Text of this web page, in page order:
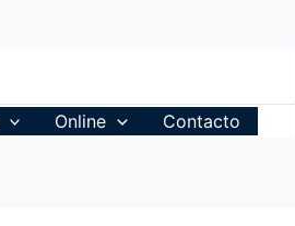
Online Contacto